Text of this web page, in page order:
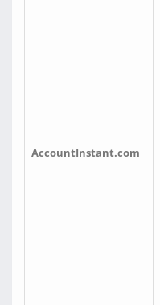
AccountInstant.com